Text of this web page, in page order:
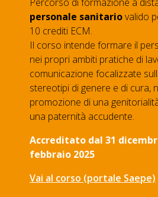
personale sanitariovalido
10 crediti ECM.
Il corso intende formare il
nei propri ambiti pratiche di
comunicazione focalizzate
stereotipi di genere e di cura,
promozione di una
una paternità accudente.
Accreditato dal 31
febbraio 2025
Vai al corso (portale Saepe)